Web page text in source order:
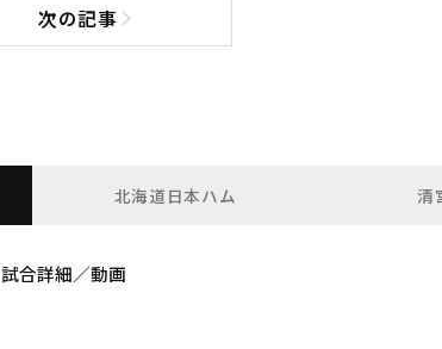
次の記事次の記事へ
北海道日本ハム 清
試合詳細／動画